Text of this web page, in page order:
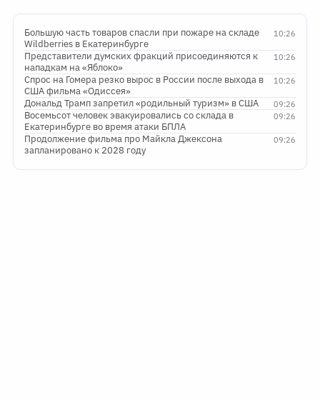
10:26
Большую часть товаров спасли при пожаре на складе
Wildberries в Екатеринбурге
10:26
Представители думских фракций присоединяются к
нападкам на «Яблоко»
10:26
Спрос на Гомера резко вырос в России после выхода в
США фильма «Одиссея»
09:26
Дональд Трамп запретил «родильный туризм» в США
09:26
Восемьсот человек эвакуировались со склада в
Екатеринбурге во время атаки БПЛА
09:26
Продолжение фильма про Майкла Джексона
запланировано к 2028 году